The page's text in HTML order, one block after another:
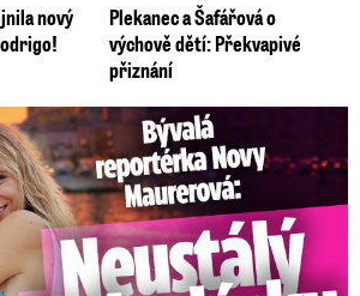
nový
Plekanec a Šafářová o
výchově dětí: Překvapivé
přiznání
Maurerová: Neustálý boj o lásku s ...